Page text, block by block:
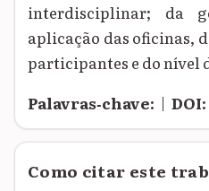
interdisciplinar; da
aplicação das oficinas,
participantes e do nível
Palavras‑chave: | DOI:
Como citar este